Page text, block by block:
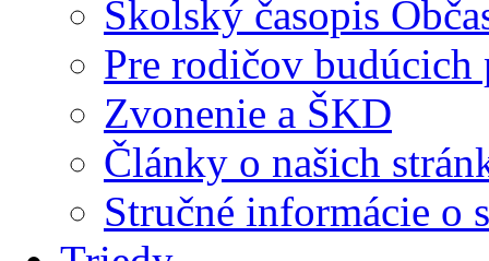
Školský časopis
Pre rodičov budúcich
Zvonenie a ŠKD
Články o našich
Stručné informácie o